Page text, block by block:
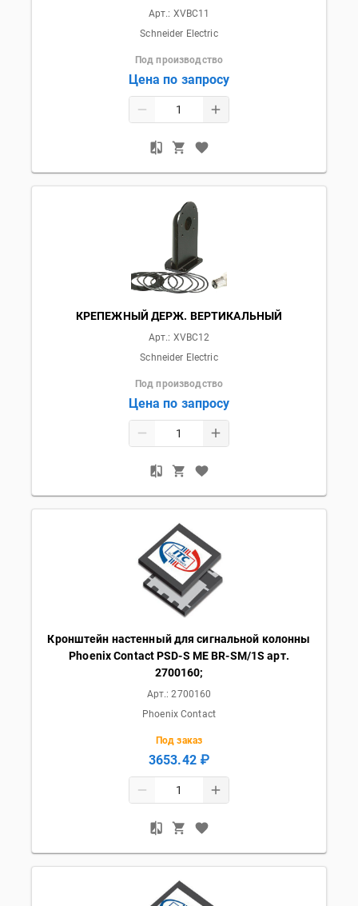
Арт.: XVBC11
Schneider Electric
Под производство
Цена по запросу
КРЕПЕЖНЫЙ ДЕРЖ. ВЕРТИКАЛЬНЫЙ
Арт.: XVBC12
Schneider Electric
Под производство
Цена по запросу
Кронштейн настенный для сигнальной колонны
Phoenix Contact PSD-S ME BR-SM/1S арт.
2700160;
Арт.:2700160
Phoenix Contact
Под заказ
3653.42 ₽